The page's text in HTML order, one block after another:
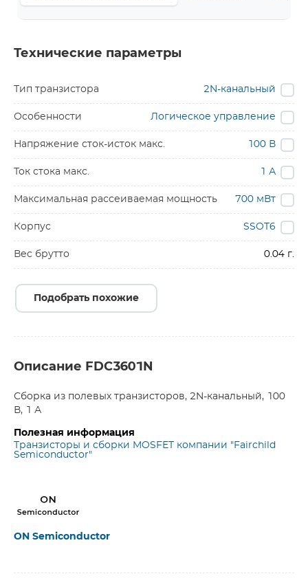
Технические параметры
Тип транзистора 2N-канальный
Особенности Логическое управление
Напряжение сток-исток макс. 100 В
Ток стока макс. 1 А
Максимальная рассеиваемая мощность 700 мВт
Корпус SSOT6
Вес брутто 0.04 г.
Подобрать похожие
Описание FDC3601N
Сборка из полевых транзисторов, 2N-канальный, 100
В, 1 А
Полезная информация
Транзисторы и сборки MOSFET компании "Fairchild
Semiconductor"
ON Semiconductor